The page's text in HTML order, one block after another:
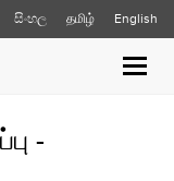
සිංහල தமிழ் English
Toggle
-